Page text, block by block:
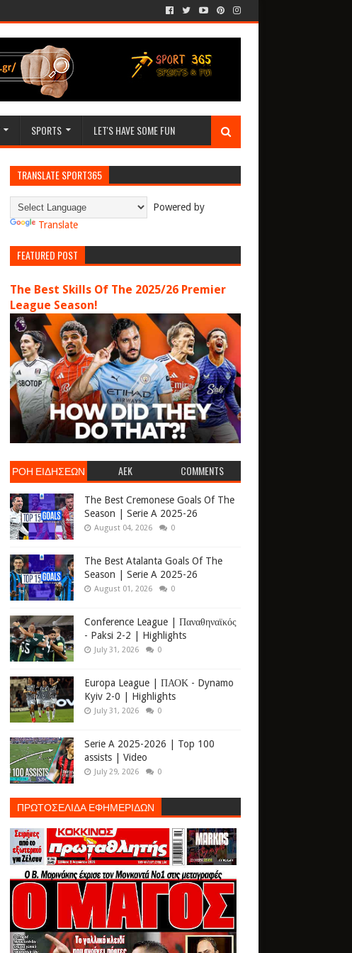
SPORTS LET'S HAVE SOME FUN
TRANSLATE SPORT365
Powered by
Translate
FEATURED POST
The Best Skills Of The 2025/26 Premier
League Season!
ΡΟΗ ΕΙΔΗΣΕΩΝ AEK COMMENTS
The Best Cremonese Goals Of The
Season | Serie A 2025-26
August 04, 2026 0
The Best Atalanta Goals Of The
Season | Serie A 2025-26
August 01, 2026 0
Conference League | Παναθηναϊκός
- Paksi 2-2 | Highlights
July 31, 2026 0
Europa League | ΠΑΟΚ - Dynamo
Kyiv 2-0 | Highlights
July 31, 2026 0
Serie A 2025-2026 | Top 100
assists | Video
July 29, 2026 0
ΠΡΩΤΟΣΕΛΙΔΑ ΕΦΗΜΕΡΙΔΩΝ